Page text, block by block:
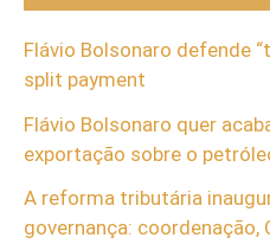
Flávio Bolsonaro defende
split payment
Flávio Bolsonaro quer
exportação sobre o
A reforma tributária
governança: coordenação,